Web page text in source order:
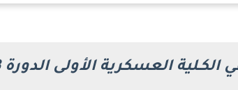
العسكرية الأولى الدورة 113